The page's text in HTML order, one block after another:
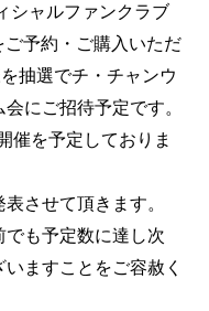
シャルファンクラブ
予約・ご購入いただ
抽選でチ・チャンウ
にご招待予定です。
催を予定しておりま
させて頂きます。
も予定数に達し次
ますことをご容赦く